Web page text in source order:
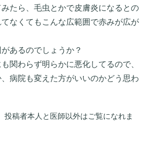
たら、毛虫とかで皮膚炎になるとの
なくてもこんな広範囲で赤みが広が
あるのでしょうか？
関わらず明らかに悪化してるので、
病院も変えた方がいいのかどう思わ
投稿者本人と医師以外はご覧になれま